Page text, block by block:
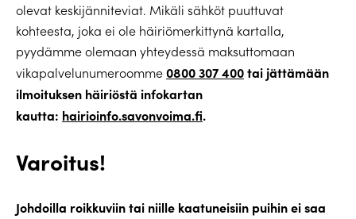
olevat keskijänniteviat. Mikäli sähköt puuttuvat
kohteesta, joka ei ole häiriömerkittynä kartalla,
pyydämme olemaan yhteydessä maksuttomaan
vikapalvelunumeroomme0800 307 400tai jättämään
ilmoituksen häiriöstä infokartan
kautta: hairioinfo.savonvoima.fi.
Varoitus!
Johdoilla roikkuviin tai niille kaatuneisiin puihin ei saa